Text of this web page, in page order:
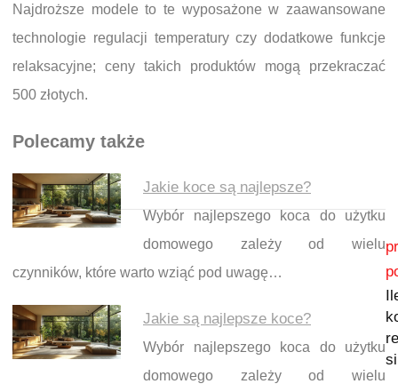
Najdroższe modele to te wyposażone w zaawansowane
technologie regulacji temperatury czy dodatkowe funkcje
relaksacyjne; ceny takich produktów mogą przekraczać
500 złotych.
Polecamy także
Jakie koce są najlepsze?
Wybór najlepszego koca do użytku
domowego zależy od wielu
czynników, które warto wziąć pod uwagę…
Jakie są najlepsze koce?
Wybór najlepszego koca do użytku
domowego zależy od wielu
Nawigacja wpisu